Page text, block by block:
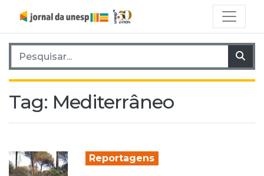
Pesquisar por:
Tag: Mediterrâneo
Reportagens